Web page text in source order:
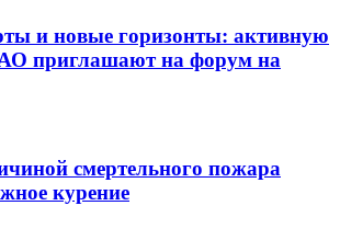
и новые горизонты: активную
приглашают на форум на
смертельного пожара
курение